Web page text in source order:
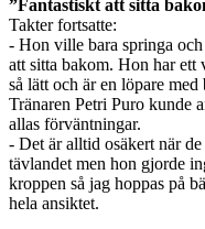
”Fantastiskt att sitta
Takter fortsatte:
- Hon ville bara springa
att sitta bakom. Hon har ett
så lätt och är en löpare
Tränaren Petri Puro kunde
allas förväntningar.
- Det är alltid osäkert när
tävlandet men hon gjorde
kroppen så jag hoppas på
hela ansiktet.